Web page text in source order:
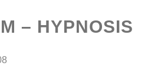
– HYPNOSIS